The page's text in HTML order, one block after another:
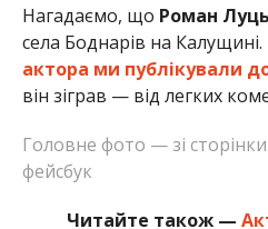
Нагадаємо, що Роман
села Боднарів на Калущині.
актора ми публікували
він зіграв — від легких
Головне фото — зі
фейсбук
Читайте також —